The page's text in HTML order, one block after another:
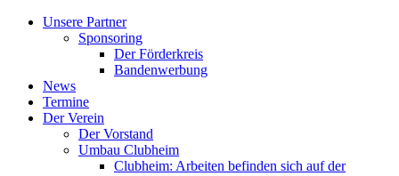
Unsere Partner
Sponsoring
Der Förderkreis
Bandenwerbung
News
Termine
Der Verein
Der Vorstand
Umbau Clubheim
Clubheim: Arbeiten befinden sich auf der